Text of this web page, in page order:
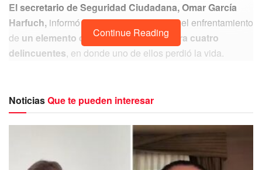
El secretario de Seguridad Ciudadana, Omar García
Harfuch, informó delasalto a un Oxxoy el enfrentamiento
de un elemento de la corporación contra cuatro
delincuentes, en donde uno de ellos perdió la vida.
asalto. En las imágenesse ve a una mujer desesperada
pues aparentemente el hombre que murió y que
presuntamente era uno de los delincuentes, era su
Continue Reading
NoticiasQue te pueden interesar